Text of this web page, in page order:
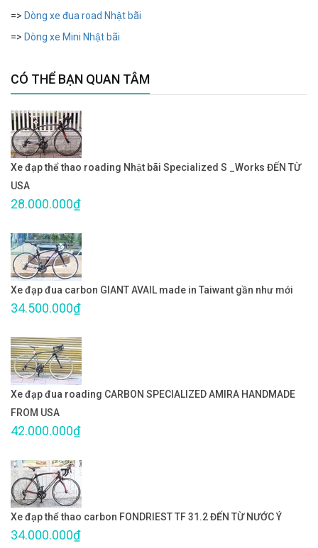
=> Dòng xe đua road Nhật bãi
=> Dòng xe Mini Nhật bãi
CÓ THỂ BẠN QUAN TÂM
Xe đạp thể thao roading Nhật bãi Specialized S _Works ĐẾN TỪ
USA
28.000.000₫
Xe đạp đua carbon GIANT AVAIL made in Taiwant gần như mới
34.500.000₫
Xe đạp đua roading CARBON SPECIALIZED AMIRA HANDMADE
FROM USA
42.000.000₫
Xe đạp thể thao carbon FONDRIEST TF 31.2 ĐẾN TỪ NƯỚC Ý
34.000.000₫